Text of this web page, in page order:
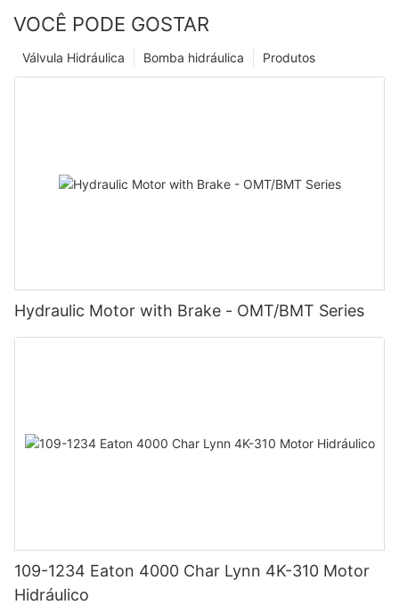
VOCÊ PODE GOSTAR
Produtos
Bomba hidráulica
Válvula Hidráulica
Hydraulic Motor with Brake - OMT/BMT Series
109-1234 Eaton 4000 Char Lynn 4K-310 Motor
Hidráulico